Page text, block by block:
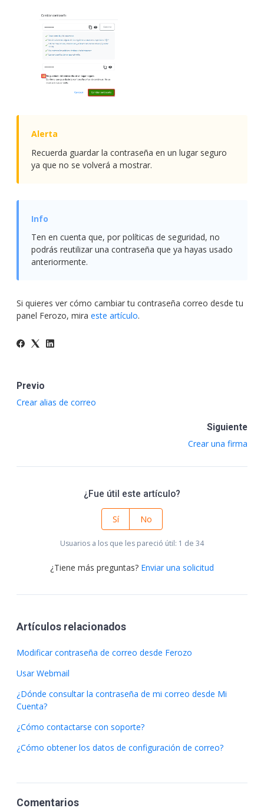
Recuerda guardar la contraseña en un lugar seguro
ya que no se volverá a mostrar.
Ten en cuenta que, por políticas de seguridad, no
podrás reutilizar una contraseña que ya hayas usado
anteriormente.
Si quieres ver cómo cambiar tu contraseña correo desde tu
panel Ferozo, mira este artículo.
Previo
Crear alias de correo
Siguiente
Crear una firma
¿Fue útil este artículo?
Sí No
Usuarios a los que les pareció útil: 1 de 34
¿Tiene más preguntas? Enviar una solicitud
Artículos relacionados
Modificar contraseña de correo desde Ferozo
Usar Webmail
¿Dónde consultar la contraseña de mi correo desde Mi
Cuenta?
¿Cómo contactarse con soporte?
¿Cómo obtener los datos de configuración de correo?
Comentarios